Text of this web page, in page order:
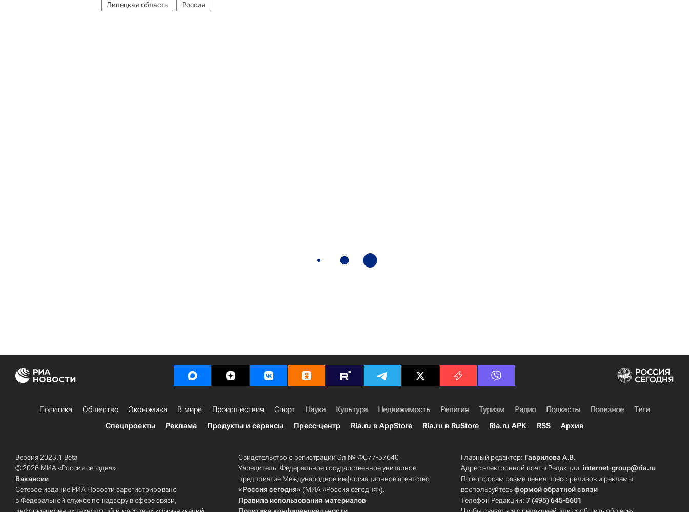
Липецкая область Россия
Политика Общество Экономика В мире Происшествия Спорт Наука Культура Недвижимость Религия Туризм Радио Подкасты Полезное
Теги
Спецпроекты
Реклама Продукты и сервисы Пресс-центр Ria.ru в AppStore Ria.ru в RuStore Ria.ru APK RSS Архив
Версия 2023.1 Beta
© 2026 МИА «Россия сегодня»
Вакансии
Сетевое издание РИА Новости зарегистрировано
в Федеральной службе по надзору в сфере связи,
Свидетельство о регистрации Эл № ФС77-57640
Учредитель: Федеральное государственное унитарное
предприятие Международное информационное агентство
«Россия сегодня» (МИА «Россия сегодня»).
Правила использования материалов
Главный редактор: Гаврилова А.В.
Адрес электронной почты Редакции:internet-group@ria.ru
По вопросам размещения пресс-релизов и рекламы
воспользуйтесьформой обратной связи
Телефон Редакции:7 (495) 645-6601